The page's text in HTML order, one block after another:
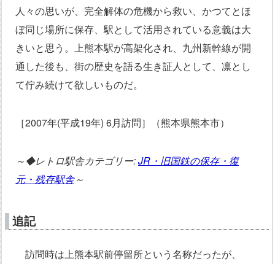
人々の思いが、完全解体の危機から救い、かつてとほ
ぼ同じ場所に保存、駅として活用されている意義は大
きいと思う。上熊本駅が高架化され、九州新幹線が開
通した後も、街の歴史を語る生き証人として、凛とし
て佇み続けて欲しいものだ。
［2007年(平成19年) 6月訪問］（熊本県熊本市）
～◆レトロ駅舎カテゴリー:JR・旧国鉄の保存・復
元・残存駅舎～
追記
訪問時は上熊本駅前停留所という名称だったが、